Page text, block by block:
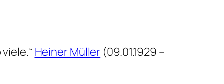
Heiner Müller (09.01.1929 –